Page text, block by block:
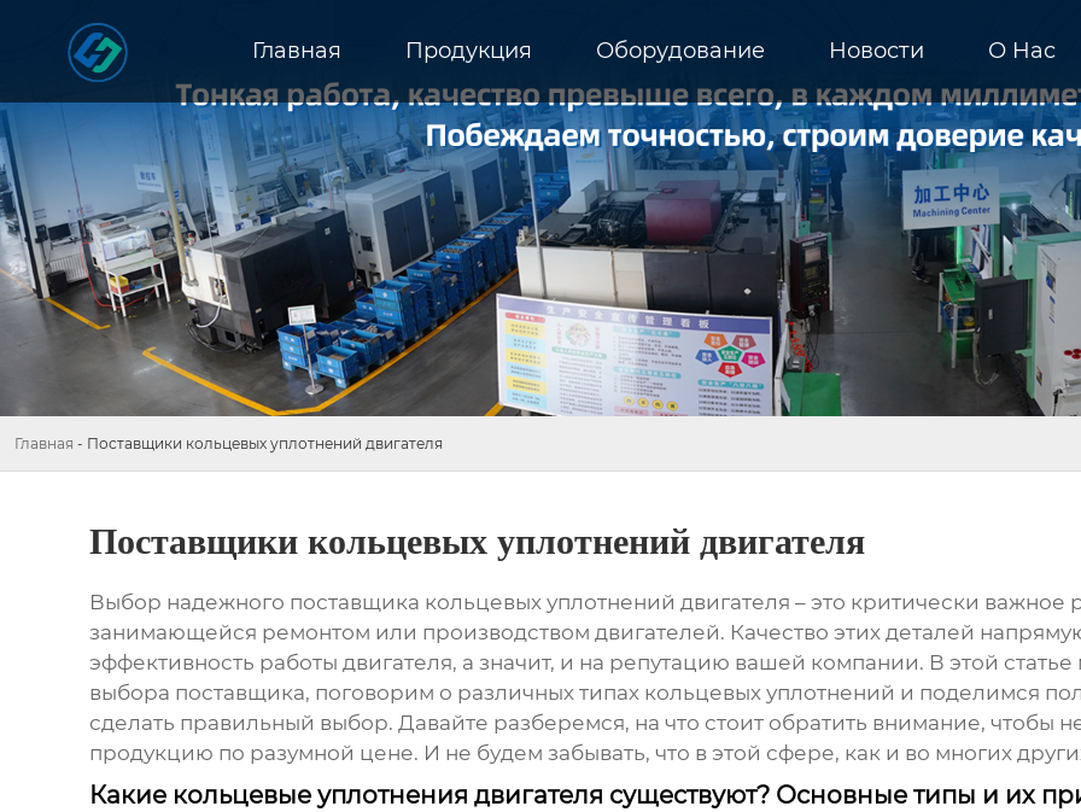
Главная Продукция Оборудование Новости О Hас
Главная - Поставщики кольцевых уплотнений двигателя
Поставщики кольцевых уплотнений двигателя
Выбор надежного поставщика кольцевых уплотнений двигателя – это критически
занимающейся ремонтом или производством двигателей. Качество этих деталей
эффективность работы двигателя, а значит, и на репутацию вашей компании. В этой
выбора поставщика, поговорим о различных типах кольцевых уплотнений и поделимся
сделать правильный выбор. Давайте разберемся, на что стоит обратить внимание, чтобы
продукцию по разумной цене. И не будем забывать, что в этой сфере, как и во многих
Какие кольцевые уплотнения двигателя существуют? Основные типы и их